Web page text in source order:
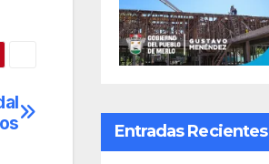
Entradas Recientes